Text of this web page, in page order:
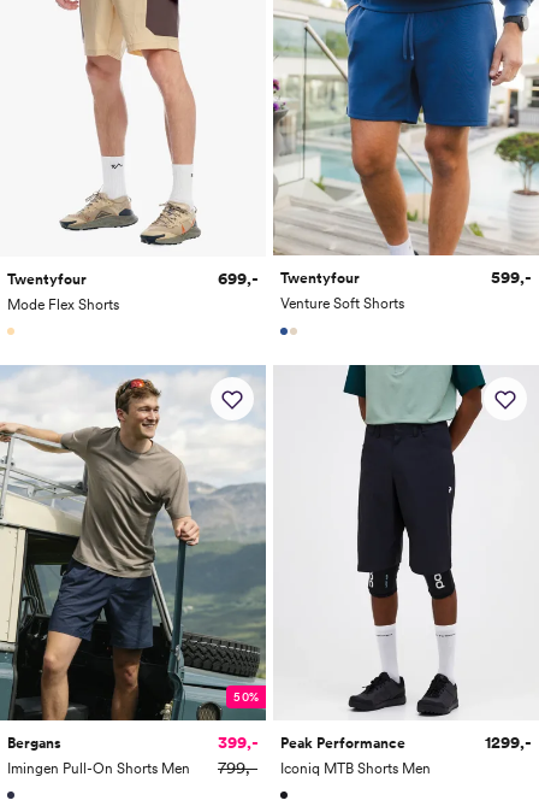
Twentyfour
Mode Flex Shorts
699,-
Twentyfour
Venture Soft Shorts
599,-
50%
Bergans
Imingen Pull-On Shorts Men
399,-
799,-
Peak Performance
Iconiq MTB Shorts Men
1299,-